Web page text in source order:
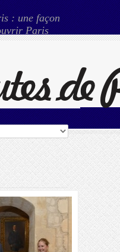
: une façon
Paris